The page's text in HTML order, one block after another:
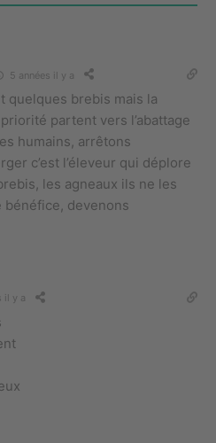
5 années il y a
quelques brebis mais la
partent vers l’abattage
humains, arrêtons
c’est l’éleveur qui déplore
les agneaux ils ne les
bénéfice, devenons
il y a